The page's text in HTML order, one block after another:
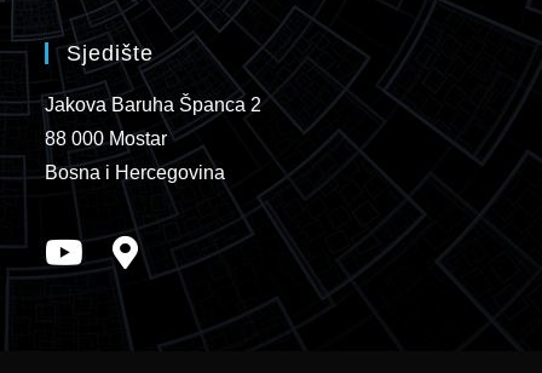
Sjedište
Jakova Baruha Španca 2
88 000 Mostar
Bosna i Hercegovina